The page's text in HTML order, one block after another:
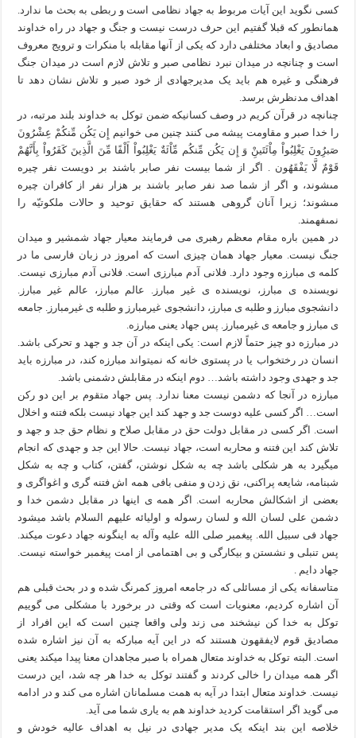
کسی نگوید این آیات مربوط به جهاد نظامی است و ربطی به بحث ما ندارد.
همانطور که قبلا گفتیم این حرف درست نیست و جنگ و جهاد در راه خداوند
مصادیق و ابعاد مختلفی دارد که یکی از آنها مقابله با منکرات و ترویج معروف
است و چنانچه در میدان نبرد نظامی صبر و تلاش لازم است در میدان جنگ
فرهنگی و غیره هم باید یک مدیرجهادی از خود صبر و تلاش نشان دهد تا
اهداف مدنظرش برسد.
چنانچه در قرآن کریم در وصف کسانیکه ضمن توکل به خداوند بلند مرتبه، در
را خدا صبر و مقاومت پیشه می کنند چنین می خوانیم إِن يَكُن مِّنكُمْ عِشْرُونَ
صَبرُِونَ يَغْلِبُواْ مِاْئَتَينْ‏ِ وَ إِن يَكُن مِّنكُم مِّاْئَةٌ يَغْلِبُواْ أَلْفًا مِّنَ الَّذِينَ كَفَرُواْ بِأَنَّهُمْ
قَوْمٌ لَّا يَفْقَهُون‏ . اگر از شما بيست نفر صابر باشند بر دويست نفر چيره
مى‏شوند، و اگر از شما صد نفر صابر باشند بر هزار نفر از كافران چيره
مى‏شوند؛ زيرا آنان گروهى هستند كه حقايق توحيد و حالات ملكوتيّه را
نمى‏فهمند.
در همین باره مقام معظم رهبری می فرمایند معیار جهاد شمشیر و میدان
جنگ نیست. معیار جهاد همان چیزی است که امروز در زبان فارسی ما در
کلمه‏ ی مبارزه وجود دارد. فلانی آدم مبارزی است. فلانی آدم مبارزی نیست.
نویسنده‏ ی مبارز، نویسنده ‏ی غیر مبارز. عالم مبارز، عالم غیر مبارز.
دانشجوی مبارز و طلبه‏ ی مبارز، دانشجوی غیر‏مبارز و طلبه‏ ی غیر‏مبارز. جامعه‏
ی مبارز و جامعه‏ ی غیرمبارز. پس جهاد یعنی مبارزه.
در مبارزه دو چیز حتماً لازم است: یکی اینکه در آن جد و جهد و تحرکی باشد.
انسان در رختخواب یا در پستوی خانه که نمی‏تواند مبارزه کند، در مبارزه باید
جد و جهدی وجود داشته باشد… دوم اینکه در مقابلش دشمنی باشد.
مبارزه در آنجا که دشمن نیست معنا ندارد. پس جهاد متقوم بر این دو رکن
است… اگر کسی علیه دوست جد و جهد کند این جهاد نیست بلکه فتنه و اخلال
است. اگر کسی در مقابل دولت حق در مقابل صلاح و نظام حق جد و جهد و
تلاش کند این فتنه و محاربه است، جهاد نیست. حالا این جد و جهدی که انجام
می‏گیرد به هر شکلی باشد چه به شکل نوشتن، گفتن، کتاب و چه به شکل
شب‏نامه، شایعه‏ پراکنی، نق ‏زدن و منفی‏ بافی همه ‏اش فتنه ‏گری و اغواگری و
بعضی از اشکالش محاربه است. اگر همه‏ ی این‏ها در مقابل دشمن خدا و
دشمن علی لسان‏ الله و لسان رسوله و اولیائه علیهم‏ السلام باشد می‏شود
جهاد فی ‏سبیل‏ الله. پیغمبر صلی الله علیه وآله به این‏گونه جهاد دعوت می‏کند.
پس تنبلی و نشستن و بیکارگی و بی‏ اهتمامی از امت پیغمبر خواسته نیست.
جهاد دایم .
متاسفانه یکی از مسائلی که در جامعه امروز کمرنگ شده و در بحث قبلی هم
آن اشاره کردیم، معنویات است که وقتی در برخورد با مشکلی می گوییم
توکل به خدا کن نیشخند می زند ولی واقعا چنین است که این افراد از
مصادیق قوم لایفقهون هستند که در این آیه مبارکه به آن نیز اشاره شده
است. البته توکل به خداوند متعال همراه با صبر مجاهدان معنا پیدا میکند یعنی
اگر همه میدان را خالی کردند و گفتند توکل به خدا هر چه شد، این درست
نیست. خداوند متعال ابتدا در آیه به همت مسلمانان اشاره می کند و در ادامه
می گوید اگر استقامت کردید خداوند هم به یاری شما می آید.
خلاصه این بند اینکه یک مدیر جهادی در نیل به اهداف عالیه خودش و